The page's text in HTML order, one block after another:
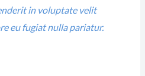
in voluptate velit
eu fugiat nulla pariatur.